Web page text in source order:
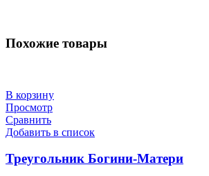
Похожие товары
В корзину
Просмотр
Сравнить
Добавить в список
Треугольник Богини-Матери